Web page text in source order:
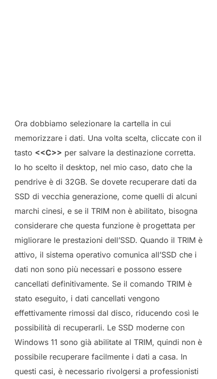
Ora dobbiamo selezionare la cartella in cui
memorizzare i dati. Una volta scelta, cliccate con il
tasto <<C>> per salvare la destinazione corretta.
Io ho scelto il desktop, nel mio caso, dato che la
pendrive è di 32GB. Se dovete recuperare dati da
SSD di vecchia generazione, come quelli di alcuni
marchi cinesi, e se il TRIM non è abilitato, bisogna
considerare che questa funzione è progettata per
migliorare le prestazioni dell’SSD. Quando il TRIM è
attivo, il sistema operativo comunica all’SSD che i
dati non sono più necessari e possono essere
cancellati definitivamente. Se il comando TRIM è
stato eseguito, i dati cancellati vengono
effettivamente rimossi dal disco, riducendo così le
possibilità di recuperarli. Le SSD moderne con
Windows 11 sono già abilitate al TRIM, quindi non è
possibile recuperare facilmente i dati a casa. In
questi casi, è necessario rivolgersi a professionisti